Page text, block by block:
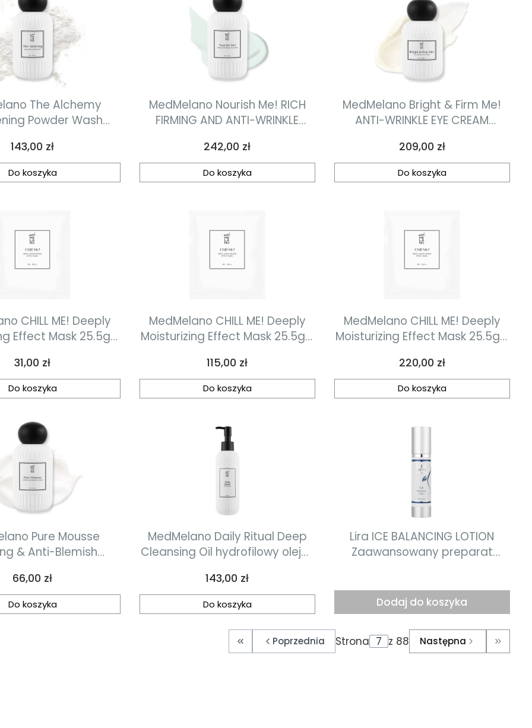
The Alchemy
Powder Wash
35 g
Cena
143,00 zł
Do koszyka
MedMelano Nourish Me! RICH
FIRMING AND ANTI-WRINKLE
właściwościach ujędrniających
i przeciwzmarszczkowych 50 ml
Cena
242,00 zł
Do koszyka
MedMelano Bright & Firm Me!
ANTI-WRINKLE EYE CREAM
krem na okolice oczu 30 ml
Cena
209,00 zł
Do koszyka
CHILL ME! Deeply
Effect Mask 25.5g /
dla skóry
1 szt
Cena
31,00 zł
Do koszyka
MedMelano CHILL ME! Deeply
Moisturizing Effect Mask 25.5g /
nawilżająca dla skóry
zestresowanej 4 sztuk
Cena
115,00 zł
Do koszyka
MedMelano CHILL ME! Deeply
Moisturizing Effect Mask 25.5g /
nawilżająca dla skóry
zestresowanej 8 sztuk
Cena
220,00 zł
Do koszyka
Pure Mousse
& Anti-Blemish
50 ml
Cena
66,00 zł
Do koszyka
MedMelano Daily Ritual Deep
Cleansing Oil hydrofilowy olejek
200 ml
Cena
143,00 zł
Do koszyka
Lira ICE BALANCING LOTION
Zaawansowany preparat
stworzony z myślą o skórze
z zaburzoną gospodarką
hormonalną 50 ml
Dodaj do koszyka
Wróć do pierwszej strony z produktami
Poprzednia Strona z 88 Następna